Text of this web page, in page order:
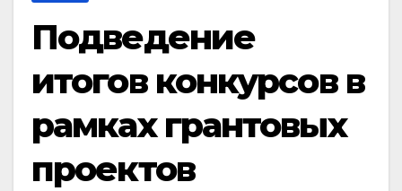
Подведение
итогов конкурсов в
рамках грантовых
проектов